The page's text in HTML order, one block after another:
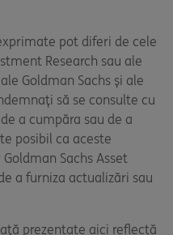
pot diferi de cele
Research sau ale
Goldman Sachs și ale
să se consulte cu
a cumpăra sau de a
posibil ca aceste
Sachs Asset
a furniza actualizări sau
prezentate aici reflectă